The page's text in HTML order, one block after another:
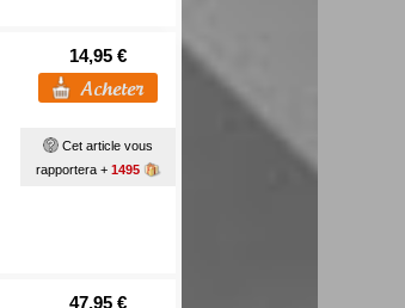
14,95 €
Cet article vous
rapportera + 1495
47,95 €